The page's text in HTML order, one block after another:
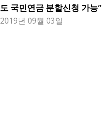
도 국민연금 분할신청 가능”
2019년 09월 03일